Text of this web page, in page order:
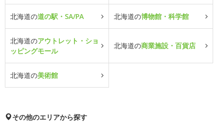
北海道の道の駅・SA/PA 北海道の博物館・科学館
北海道のアウトレット・ショ
ッピングモール
北海道の商業施設・百貨店
北海道の美術館
その他のエリアから探す